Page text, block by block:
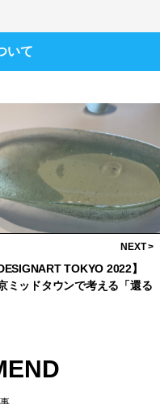
いて
DESIGNART TOKYO 2022】
ミッドタウンで考える「還る